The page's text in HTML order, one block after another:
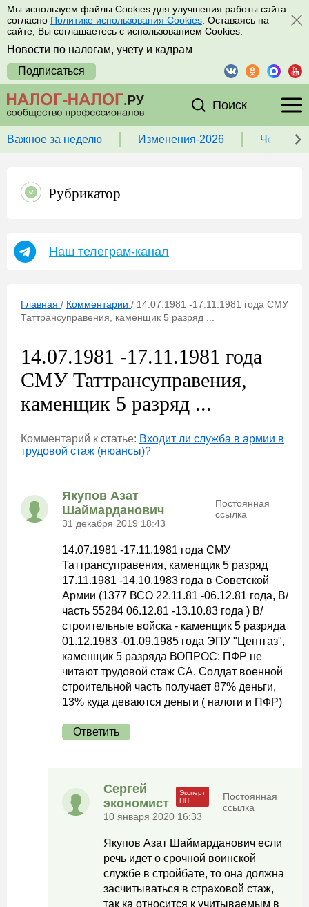
Мы используем файлы Cookies для улучшения работы сайта
согласно Политике использования Cookies . Оставаясь на
сайте, Вы соглашаетесь с использованием Cookies.
Новости по налогам, учету и кадрам
Подписаться
Поиск
Важное за неделю Изменения-2026 Чек-
Рубрикатор
Наш телеграм-канал
Главная / Комментарии / 14.07.1981 -17.11.1981 года СМУ
Таттрансуправения, каменщик 5 разряд ...
14.07.1981 -17.11.1981 года
СМУ Таттрансуправения,
каменщик 5 разряд ...
Комментарий к статье: Входит ли служба в армии в
трудовой стаж (нюансы)?
Якупов Азат
Шаймарданович
31 декабря 2019 18:43
Постоянная
ссылка
14.07.1981 -17.11.1981 года СМУ
Таттрансуправения, каменщик 5 разряд
17.11.1981 -14.10.1983 года в Советской
Армии (1377 ВСО 22.11.81 -06.12.81 года, В/
часть 55284 06.12.81 -13.10.83 года ) В/
строительные войска - каменщик 5 разряда
01.12.1983 -01.09.1985 года ЭПУ "Центгаз",
каменщик 5 разряда ВОПРОС: ПФР не
читают трудовой стаж СА. Солдат военной
строительной часть получает 87% деньги,
13% куда деваются деньги ( налоги и ПФР)
Ответить
Сергей
экономист
10 января 2020 16:33
Постоянная
ссылка
Якупов Азат Шаймарданович если
речь идет о срочной воинской
службе в стройбате, то она должна
засчитываться в страховой стаж,
так ка относится к учитываемым в